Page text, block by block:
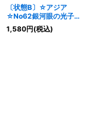
〔状態B〕☆アジア
☆No62銀河眼の光子竜
皇【OFプリズマティッ
クシークレット】{アジ
1,580円(税込)